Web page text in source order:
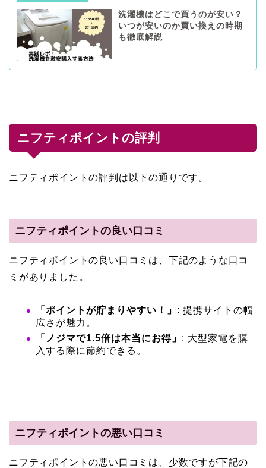
洗濯機はどこで買うのが安い？
いつが安いのか買い換えの時期
も徹底解説
ニフティポイントの評判
ニフティポイントの評判は以下の通りです。
ニフティポイントの良い口コミ
ニフティポイントの良い口コミは、下記のような口コ
ミがありました。
「ポイントが貯まりやすい！」 : 提携サイトの幅
広さが魅力。
「ノジマで1.5倍は本当にお得」 : 大型家電を購
入する際に節約できる。
ニフティポイントの悪い口コミ
ニフティポイントの悪い口コミは、少数ですが下記の